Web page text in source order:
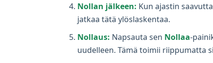
Nollan jälkeen: Kun ajastin
jatkaa tätä ylöslaskentaa.
Nollaus: Napsauta sen Nollaa-
uudelleen. Tämä toimii riippumatta